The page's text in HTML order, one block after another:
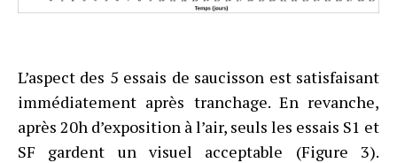
L’aspect des 5 essais de saucisson est satisfaisant
immédiatement après tranchage. En revanche,
après 20h d’exposition à l’air, seuls les essais S1 et
SF gardent un visuel acceptable (Figure 3).